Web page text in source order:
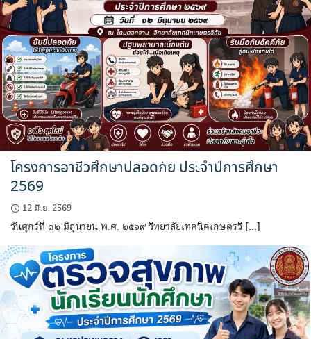
โครงการอาชีวศึกษาปลอดภัย ประจำปีการศึกษา
2569
12 มิ.ย. 2569
วันศุกร์ที่ ๑๒ มิถุนายน พ.ศ. ๒๕๖๙ วิทยาลัยเทคนิคเกษตรวิ […]